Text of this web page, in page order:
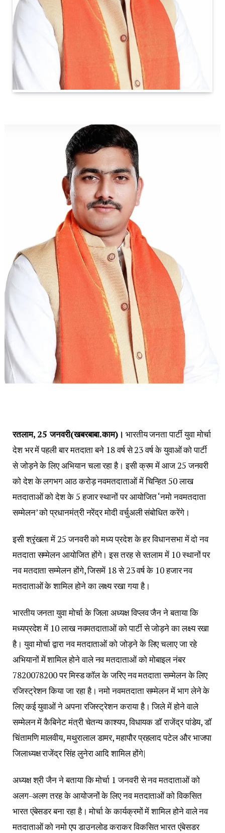
रतलाम, 25 जनवरी(खबरबाबा.काम)। भारतीय जनता पार्टी युवा मोर्चा
देश भर में पहली बार मतदाता बने 18 वर्ष से 23 वर्ष के युवाओं को पार्टी
से जोड़ने के लिए अभियान चला रहा है। इसी क्रम में आज 25 जनवरी
को देश के लगभग आठ करोड़ नवमतदाताओं में चिन्हित 50 लाख
मतदाताओं को देश के 5 हजार स्थानों पर आयोजित ‘नमो नवमतदाता
सम्मेलन’ को प्रधानमंत्री नरेंद्र मोदी वर्चुअली संबोधित करेंगे।
इसी श्रृंखला में 25 जनवरी को मध्य प्रदेश के हर विधानसभा में दो नव
मतदाता सम्मेलन आयोजित होंगे। इस तरह से रतलाम में 10 स्थानों पर
नव मतदाता सम्मेलन होंगे, जिसमें 18 से 23 वर्ष के 10 हजार नव
मतदाताओं के शामिल होने का लक्ष्य रखा गया है।
भारतीय जनता युवा मोर्चा के जिला अध्यक्ष विप्लव जैन ने बताया कि
मध्यप्रदेश में 10 लाख नवमतदाताओं को पार्टी से जोड़ने का लक्ष्य रखा
है। युवा मोर्चा द्वारा नव मतदाताओं को जोड़ने के लिए चलाए जा रहे
अभियानों में शामिल होने वाले नव मतदाताओं को मोबाइल नंबर
7820078200 पर मिस्ड कॉल के जरिए नव मतदाता सम्मेलन के लिए
रजिस्ट्रेशन किया जा रहा है। नमो नवमतदाता सम्मेलन में भाग लेने के
लिए कई युवाओं ने अपना रजिस्ट्रेशन कराया है। जिले में होने वाले
सम्मेलन में कैबिनेट मंत्री चेतन्य काश्यप, विधायक डॉ राजेंद्र पांडेय, डॉ
चिंतामणि मालवीय, मथुरालाल डामर, महापौर प्रहलाद पटेल और भाजपा
जिलाध्यक्ष राजेंद्र सिंह लुनेरा आदि शामिल होंगे|
अध्यक्ष श्री जैन ने बताया कि मोर्चा 1 जनवरी से नव मतदाताओं को
अलग-अलग तरह के आयोजनों के लिए नव मतदाताओं को विकसित
भारत एंबेसडर बना रहा है। मोर्चा के कार्यक्रमों में शामिल होने वाले नव
मतदाताओं को नमो एप डाउनलोड कराकर विकसित भारत एंबेसडर